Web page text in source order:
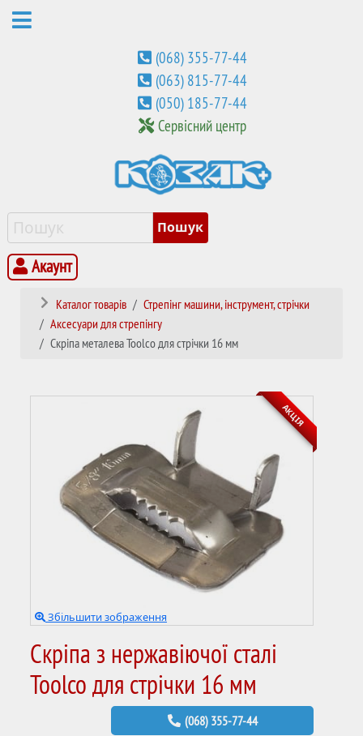
(068) 355-77-44
(063) 815-77-44
(050) 185-77-44
Сервісний центр
Акаунт
Каталог товарів
Стрепінг машини, інструмент, стрічки
Аксесуари для стрепінгу
Скріпа металева Toolco для стрічки 16 мм
АКЦІЯ
Збільшити зображення
Скріпа з нержавіючої сталі
Toolco для стрічки 16 мм
(068) 355-77-44